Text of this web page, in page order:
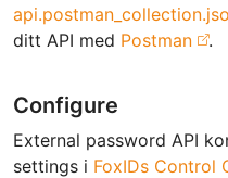
ditt API med Postman .
Configure
External password API
settings i FoxIDs Control